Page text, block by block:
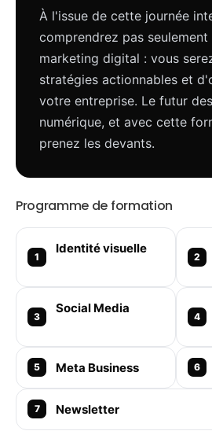
À l'issue de cette journée
comprendrez pas
marketing digital : vous
stratégies actionnables et
votre entreprise. Le futur
numérique, et avec cette
prenez les devants.
Programme de formation
Identité visuelle
Social Media
Meta Business
Newsletter